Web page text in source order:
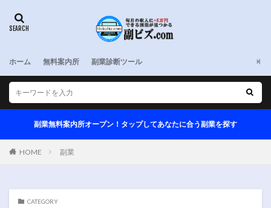
ホーム 無料案内所 副業診断ツール
副業無料案内所オープン！タップしてあなたに合う副業を探す
HOME 副業
CATEGORY